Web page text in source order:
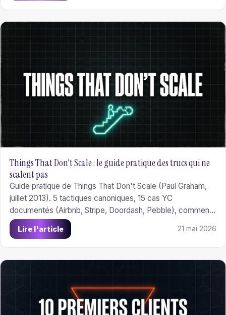
Things That Don't Scale : le guide pratique des trucs qui ne
scalent pas
Guide pratique de Things That Don't Scale (Paul Graham,
juillet 2013). 5 tactiques canoniques, 15 cas YC
documentés (Airbnb, Stripe, Doordash, Pebble), comment
l'appliquer en 2026, et la règle de Brian Chesky pour savoir
quand arrêter.
Lire l'article 21 mai 2026